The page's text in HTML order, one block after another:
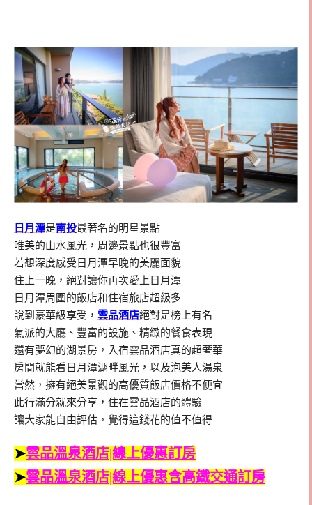
日月潭是南投最著名的明星景點
唯美的山水風光，周邊景點也很豐富
若想深度感受日月潭早晚的美麗面貌
住上一晚，絕對讓你再次愛上日月潭
日月潭周圍的飯店和住宿旅店超級多
說到豪華級享受， 雲品酒店絕對是榜上有名
氣派的大廳、豐富的設施、精緻的餐食表現
還有夢幻的湖景房，入宿雲品酒店真的超奢華
房間就能看日月潭湖畔風光，以及泡美人湯泉
當然，擁有絕美景觀的高優質飯店價格不便宜
此行滿分就來分享，住在雲品酒店的體驗
讓大家能自由評估，覺得這錢花的值不值得
➤雲品溫泉酒店|線上優惠訂房
➤雲品溫泉酒店|線上優惠含高鐵交通訂房